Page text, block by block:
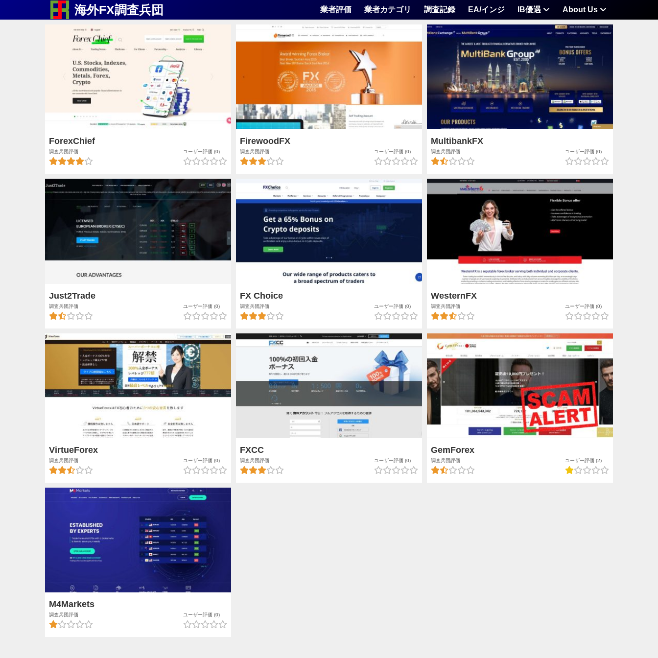
海外FX調査兵団 業者評価 業者カテゴリ 調査記録 EA/インジ IB優遇 About Us
ForexChief
調査兵団評価 ユーザー評価 (0)
FirewoodFX
調査兵団評価 ユーザー評価 (0)
MultibankFX
調査兵団評価 ユーザー評価 (0)
Just2Trade
調査兵団評価 ユーザー評価 (0)
FX Choice
調査兵団評価 ユーザー評価 (0)
WesternFX
調査兵団評価 ユーザー評価 (0)
VirtueForex
調査兵団評価 ユーザー評価 (0)
FXCC
調査兵団評価 ユーザー評価 (0)
GemForex
調査兵団評価 ユーザー評価 (2)
M4Markets
調査兵団評価 ユーザー評価 (0)